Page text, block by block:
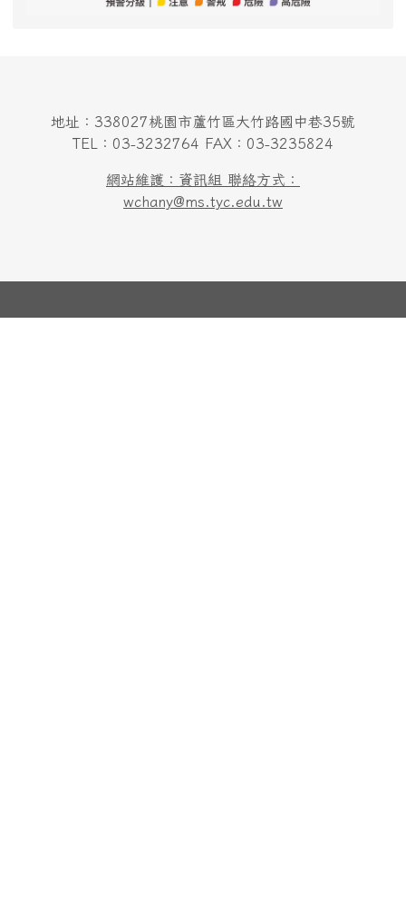
地址：338027桃園市蘆竹區大竹路國中巷35號
TEL：03-3232764 FAX：03-3235824
網站維護：資訊組 聯絡方式：
wchany@ms.tyc.edu.tw